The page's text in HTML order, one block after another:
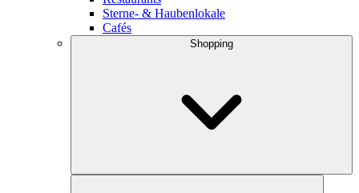
Sterne- & Haubenlokale
Cafés
Shopping